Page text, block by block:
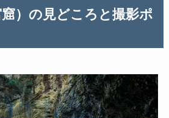
）の見どころと撮影ポ